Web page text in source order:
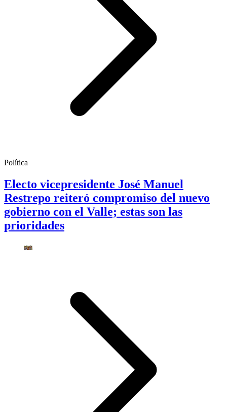
Política
Electo vicepresidente José Manuel
Restrepo reiteró compromiso del nuevo
gobierno con el Valle; estas son las
prioridades